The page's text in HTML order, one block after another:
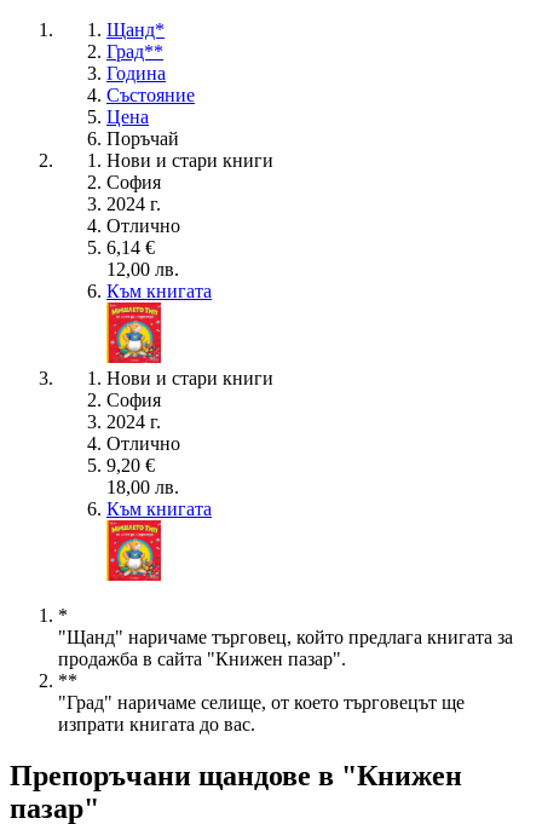
Щанд*
Град**
Година
Състояние
Цена
Поръчай
Нови и стари книги
София
2024 г.
Отлично
6,14 €
12,00 лв.
Към книгата
Нови и стари книги
София
2024 г.
Отлично
9,20 €
18,00 лв.
Към книгата
*
"Щанд" наричаме търговец, който предлага книгата за
продажба в сайта "Книжен пазар".
**
"Град" наричаме селище, от което търговецът ще
изпрати книгата до вас.
Препоръчани щандове в "Книжен
пазар"